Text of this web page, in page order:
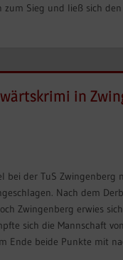
Sieg und ließ sich
in
bei der TuS Zwingenberg
Nach dem
Zwingenberg erwies
sich die Mannschaft
Ende beide Punkte mit